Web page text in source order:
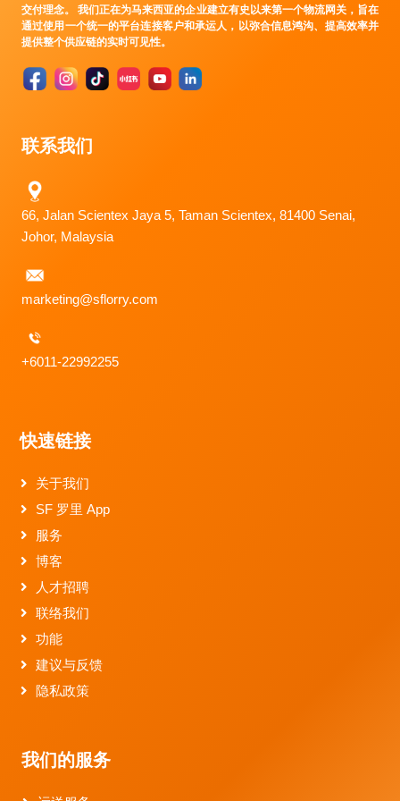
交付理念。 我们正在为马来西亚的企业建立有史以来第一个物流网关，旨在
通过使用一个统一的平台连接客户和承运人，以弥合信息鸿沟、提高效率并
提供整个供应链的实时可见性。
联系我们
66, Jalan Scientex Jaya 5, Taman Scientex, 81400 Senai,
Johor, Malaysia
marketing@sflorry.com
+6011-22992255
快速链接
关于我们
SF 罗里 App
服务
博客
人才招聘
联络我们
功能
建议与反馈
隐私政策
我们的服务